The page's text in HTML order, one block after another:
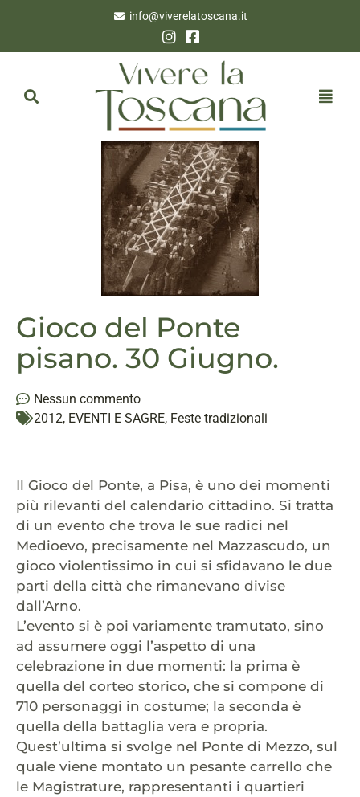
info@viverelatoscana.it
Gioco del Ponte
pisano. 30 Giugno.
Nessun commento
2012, EVENTI E SAGRE, Feste tradizionali
Il Gioco del Ponte, a Pisa, è uno dei momenti
più rilevanti del calendario cittadino. Si tratta
di un evento che trova le sue radici nel
Medioevo, precisamente nel Mazzascudo, un
gioco violentissimo in cui si sfidavano le due
parti della città che rimanevano divise
dall’Arno.
L’evento si è poi variamente tramutato, sino
ad assumere oggi l’aspetto di una
celebrazione in due momenti: la prima è
quella del corteo storico, che si compone di
710 personaggi in costume; la seconda è
quella della battaglia vera e propria.
Quest’ultima si svolge nel Ponte di Mezzo, sul
quale viene montato un pesante carrello che
le Magistrature, rappresentanti i quartieri